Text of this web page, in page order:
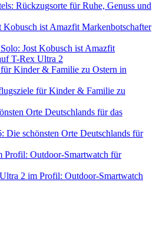
Rückzugsorte für Ruhe, Genuss und
Jost Kobusch ist Amazfit
T-Rex Ultra 2
für Kinder & Familie zu
Die schönsten Orte Deutschlands für
2 im Profil: Outdoor-Smartwatch